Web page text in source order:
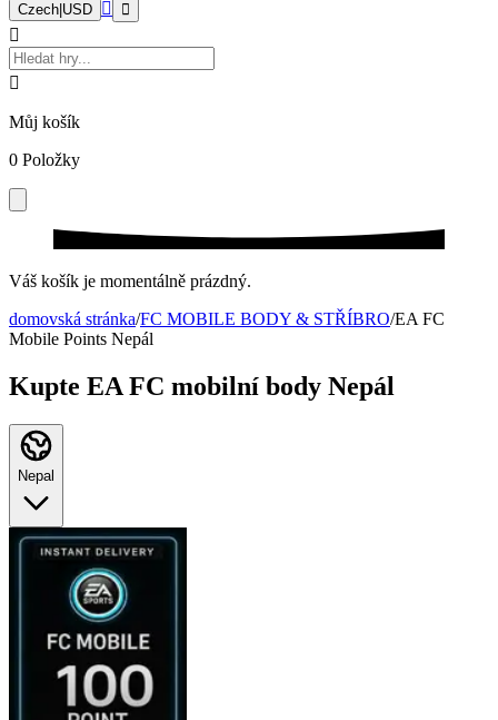
Czech USD
Můj košík
0 Položky
Váš košík je momentálně prázdný.
domovská stránka/FC MOBILE BODY & STŘÍBRO/EA FC
Mobile Points Nepál
Kupte EA FC mobilní body Nepál
Nepal